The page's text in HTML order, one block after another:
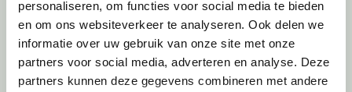
personaliseren, om functies voor social media te bieden
en om ons websiteverkeer te analyseren. Ook delen we
informatie over uw gebruik van onze site met onze
partners voor social media, adverteren en analyse. Deze
partners kunnen deze gegevens combineren met andere
Accessoires
Deprojectinrichter
Onze experts